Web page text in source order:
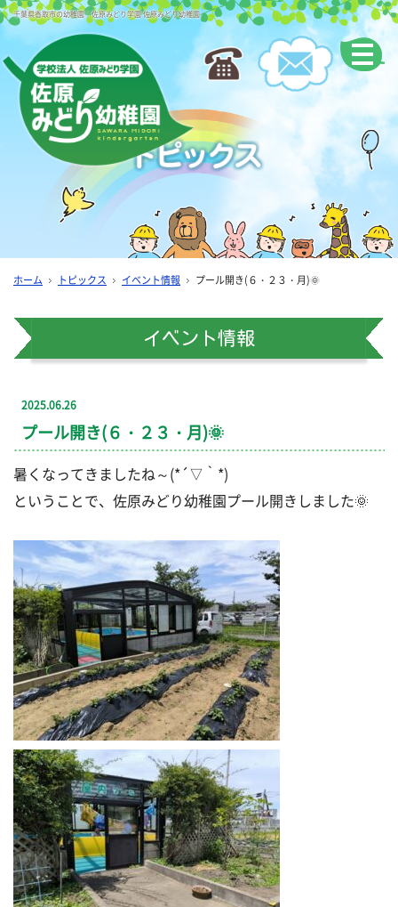
千葉県香取市の幼稚園｜佐原みどり学園 佐原みどり幼稚園
ホーム トピックス イベント情報 プール開き(６・２３・月)🌞
イベント情報
2025.06.26
プール開き(６・２３・月)🌞
暑くなってきましたね～(*´▽｀*)
ということで、佐原みどり幼稚園プール開きしました🌞